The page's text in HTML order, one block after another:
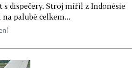
dispečery. Stroj mířil z Indonésie
palubě celkem...